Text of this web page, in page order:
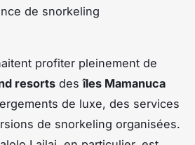
de snorkeling
profiter pleinement de
resorts desîles Mamanuca
de luxe, des services
de snorkeling organisées.